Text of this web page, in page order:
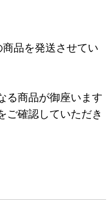
品を発送させてい
る商品が御座います
ご確認していただき